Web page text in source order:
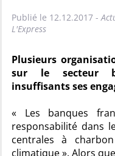
Publié le 12.12.2017 -
L'Express
Plusieurs
sur le secteur
insuffisants ses
« Les banques
responsabilité dans
centrales à
climatique ». Alors